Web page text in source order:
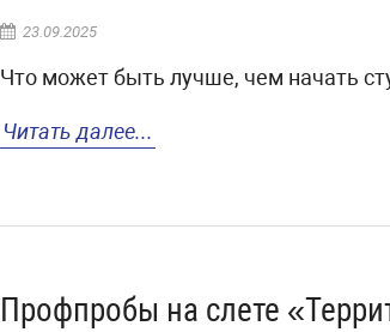
23.09.2025
Что может быть лучше, чем начать
Читать далее...
Профпробы на слете